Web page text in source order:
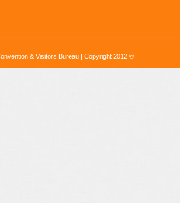
& Visitors Bureau | Copyright 2012 ©